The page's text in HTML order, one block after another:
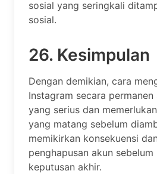
sosial yang seringkali
sosial.
26. Kesimpulan
Dengan demikian, cara
Instagram secara
yang serius dan
yang matang sebelum
memikirkan konsekuensi
penghapusan akun sebelum
keputusan akhir.